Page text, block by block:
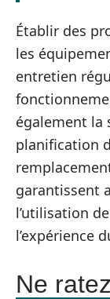
Établir des
les
entretien
également la
planification
garantissent
l’utilisation
l’expérience
Ne